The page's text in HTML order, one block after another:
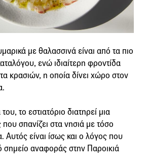
με θαλασσινά είναι από τα πιο
ενώ ιδιαίτερη φροντίδα
κρασιών, η οποία δίνει χώρο στον
το εστιατόριο διατηρεί μια
σπανίζει στα νησιά με τόσο
Αυτός είναι ίσως και ο λόγος που
σημείο αναφοράς στην Παροικιά